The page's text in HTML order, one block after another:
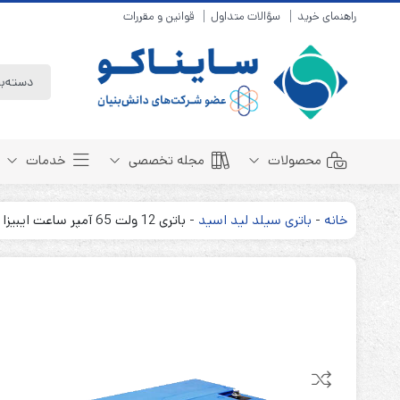
راهنمای خرید سؤالات متداول قوانین و مقررات
محصولات
باتری سیلد لید اسید
باتری نیکل متال هیدرید
مجله تخصصی
مبانی باتری
روش های شارژ
خدمات
خانه - باتری سیلد لید اسید - باتری 12 ولت 65 آمپر ساعت ایبیزا پاور IBIZA POWER